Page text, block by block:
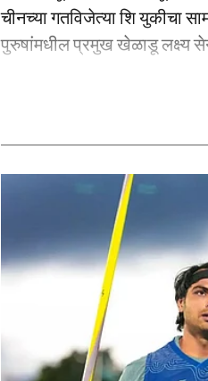
चीनच्या गतविजेत्या शि युकीचा
पुरुषांमधील प्रमुख खेळाडू लक्ष्य